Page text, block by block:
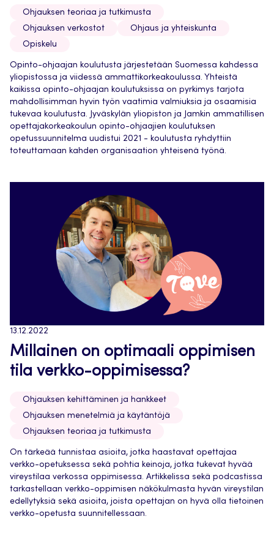
Ohjauksen teoriaa ja tutkimusta
Ohjauksen verkostot
Ohjaus ja yhteiskunta
Opiskelu
Opinto-ohjaajan koulutusta järjestetään Suomessa kahdessa
yliopistossa ja viidessä ammattikorkeakoulussa. Yhteistä
kaikissa opinto-ohjaajan koulutuksissa on pyrkimys tarjota
mahdollisimman hyvin työn vaatimia valmiuksia ja osaamisia
tukevaa koulutusta. Jyväskylän yliopiston ja Jamkin ammatillisen
opettajakorkeakoulun opinto-ohjaajien koulutuksen
opetussuunnitelma uudistui 2021 - koulutusta ryhdyttiin
toteuttamaan kahden organisaation yhteisenä työnä.
13.12.2022
Millainen on optimaali oppimisen
tila verkko-oppimisessa?
Ohjauksen kehittäminen ja hankkeet
Ohjauksen menetelmiä ja käytäntöjä
Ohjauksen teoriaa ja tutkimusta
On tärkeää tunnistaa asioita, jotka haastavat opettajaa
verkko-opetuksessa sekä pohtia keinoja, jotka tukevat hyvää
vireystilaa verkossa oppimisessa. Artikkelissa sekä podcastissa
tarkastellaan verkko-oppimisen näkökulmasta hyvän vireystilan
edellytyksiä sekä asioita, joista opettajan on hyvä olla tietoinen
verkko-opetusta suunnitellessaan.